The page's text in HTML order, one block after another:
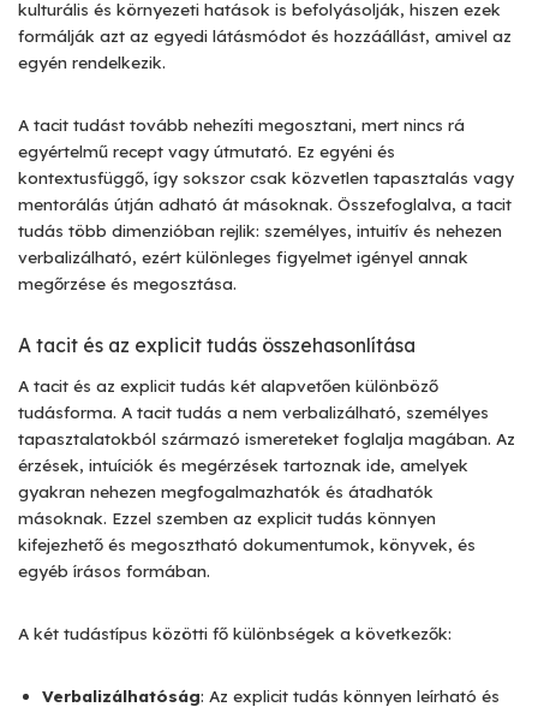
kulturális és környezeti hatások is befolyásolják, hiszen ezek
formálják azt az egyedi látásmódot és hozzáállást, amivel az
egyén rendelkezik.
A tacit tudást tovább nehezíti megosztani, mert nincs rá
egyértelmű recept vagy útmutató. Ez egyéni és
kontextusfüggő, így sokszor csak közvetlen tapasztalás vagy
mentorálás útján adható át másoknak. Összefoglalva, a tacit
tudás több dimenzióban rejlik: személyes, intuitív és nehezen
verbalizálható, ezért különleges figyelmet igényel annak
megőrzése és megosztása.
A tacit és az explicit tudás összehasonlítása
A tacit és az explicit tudás két alapvetően különböző
tudásforma. A tacit tudás a nem verbalizálható, személyes
tapasztalatokból származó ismereteket foglalja magában. Az
érzések, intuíciók és megérzések tartoznak ide, amelyek
gyakran nehezen megfogalmazhatók és átadhatók
másoknak. Ezzel szemben az explicit tudás könnyen
kifejezhető és megosztható dokumentumok, könyvek, és
egyéb írásos formában.
A két tudástípus közötti fő különbségek a következők:
Verbalizálhatóság: Az explicit tudás könnyen leírható és